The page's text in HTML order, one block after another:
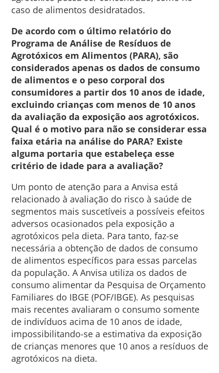
caso de alimentos desidratados.
De acordo com o último relatório do
Programa de Análise de Resíduos de
Agrotóxicos em Alimentos (PARA), são
considerados apenas os dados de consumo
de alimentos e o peso corporal dos
consumidores a partir dos 10 anos de idade,
excluindo crianças com menos de 10 anos
da avaliação da exposição aos agrotóxicos.
Qual é o motivo para não se considerar essa
faixa etária na análise do PARA? Existe
alguma portaria que estabeleça esse
critério de idade para a avaliação?
Um ponto de atenção para a Anvisa está
relacionado à avaliação do risco à saúde de
segmentos mais suscetíveis a possíveis efeitos
adversos ocasionados pela exposição a
agrotóxicos pela dieta. Para tanto, faz-se
necessária a obtenção de dados de consumo
de alimentos específicos para essas parcelas
da população. A Anvisa utiliza os dados de
consumo alimentar da Pesquisa de Orçamento
Familiares do IBGE (POF/IBGE). As pesquisas
mais recentes avaliaram o consumo somente
de indivíduos acima de 10 anos de idade,
impossibilitando-se a estimativa da exposição
de crianças menores que 10 anos a resíduos de
agrotóxicos na dieta.